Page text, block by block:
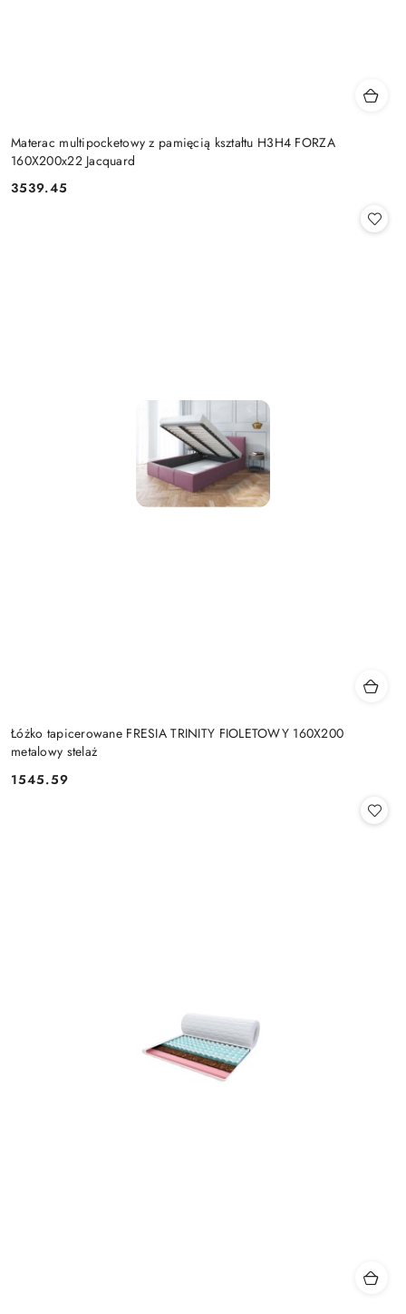
Materac multipocketowy z pamięcią kształtu H3H4 FORZA
160X200x22 Jacquard
Cena:
3539.45
Łóżko tapicerowane FRESIA TRINITY FIOLETOWY 160X200
metalowy stelaż
Cena:
1545.59